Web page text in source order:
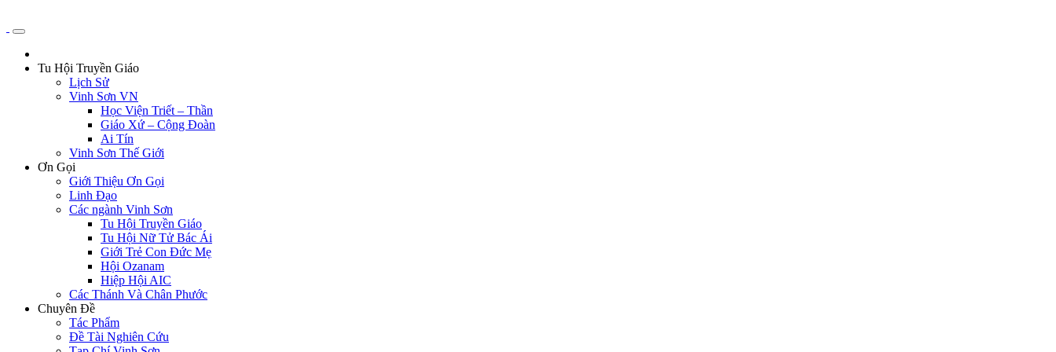
Tu Hội Truyền Giáo
Lịch Sử
Vinh Sơn VN
Học Viện Triết – Thần
Giáo Xứ – Cộng Đoàn
Ai Tín
Vinh Sơn Thế Giới
Ơn Gọi
Giới Thiệu Ơn Gọi
Linh Đạo
Các ngành Vinh Sơn
Tu Hội Truyền Giáo
Tu Hội Nữ Tử Bác Ái
Giới Trẻ Con Đức Mẹ
Hội Ozanam
Hiệp Hội AIC
Các Thánh Và Chân Phước
Chuyên Đề
Tác Phẩm
Đề Tài Nghiên Cứu